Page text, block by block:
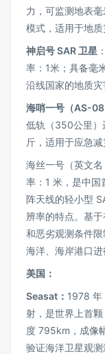
力，可监测地表
模式，适用于地质
神启号 SAR 卫星
率：1米；具备毫
沿线国家的地质灾
海哨一号（AS-08
低轨（350公里）
斤，适用于应急减
海丝一号（英文
率：1 米，是中国
阵天线的轻小型
辨率的特点。基
和恶劣观测条件限
海洋、海岸港口进
美国：
Seasat： 1978 年
射，是世界上首
度 795km，成像
验证海洋卫星观测